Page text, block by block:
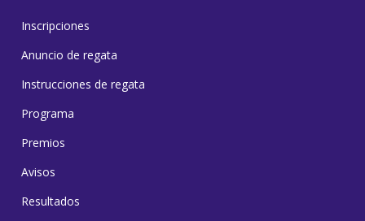
Inscripciones
Anuncio de regata
Instrucciones de regata
Programa
Premios
Avisos
Resultados